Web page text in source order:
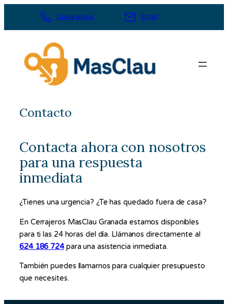
Llama ahora Email
Contacto
Contacta ahora con nosotros
para una respuesta
inmediata
¿Tienes una urgencia? ¿Te has quedado fuera de casa?
En Cerrajeros MasClau Granada estamos disponibles
para ti las 24 horas del día. Llámanos directamente al
624 186 724para una asistencia inmediata.
También puedes llamarnos para cualquier presupuesto
que necesites.